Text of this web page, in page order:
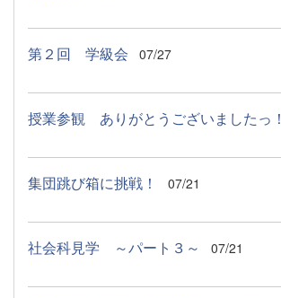
第２回 学級会 07/27
授業参観 ありがとうございましたっ！
集団跳び箱に挑戦！ 07/21
社会科見学 ～パート３～ 07/21